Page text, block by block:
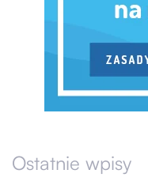
Ostatnie wpisy